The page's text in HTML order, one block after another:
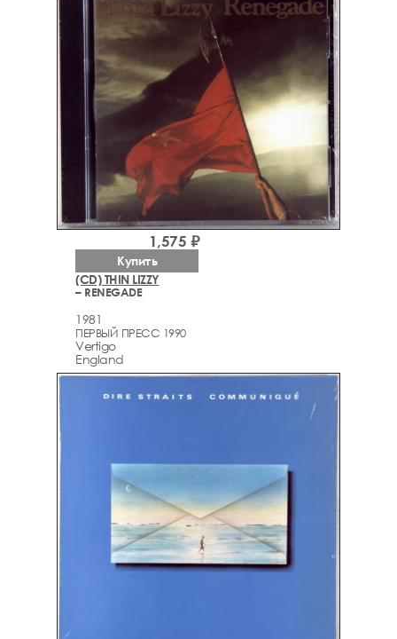
(CD) THIN LIZZY
– RENEGADE
1981
ПЕРВЫЙ ПРЕСС 1990
Vertigo
England
1,575 ₽
Купить